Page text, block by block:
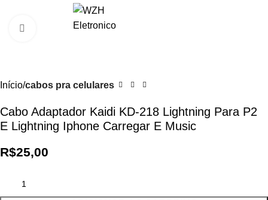
Clique para ampliar
Início cabos pra celulares
Cabo Adaptador Kaidi KD-218 Lightning Para P2
E Lightning Iphone Carregar E Music
R$25,00